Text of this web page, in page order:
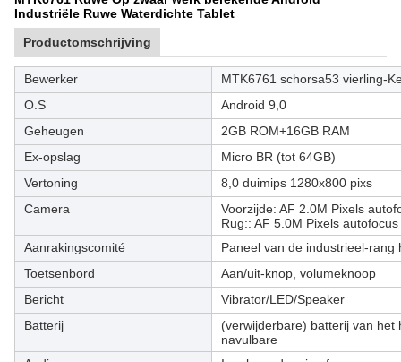
Industriële Ruwe Waterdichte Tablet
Productomschrijving
Bewerker
MTK6761 schorsa53 vierling-
O.S
Android 9,0
Geheugen
2GB ROM+16GB RAM
Ex-opslag
Micro BR (tot 64GB)
Vertoning
8,0 duimips 1280x800 pixs
Camera
Voorzijde: AF 2.0M Pixels
Rug:: AF 5.0M Pixels
Aanrakingscomité
Paneel van de industrieel-rang
Toetsenbord
Aan/uit-knop, volumeknoop
Bericht
Vibrator/LED/Speaker
Batterij
(verwijderbare) batterij van
navulbare